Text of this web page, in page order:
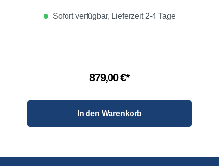
anspruchsvollen Touralltag. Eigenschaften von ADJ
Rollen: 840x600x680mm⦁ Gewicht: 33,4kg
Sofort verfügbar, Lieferzeit 2-4 Tage
879,00 €*
In den Warenkorb